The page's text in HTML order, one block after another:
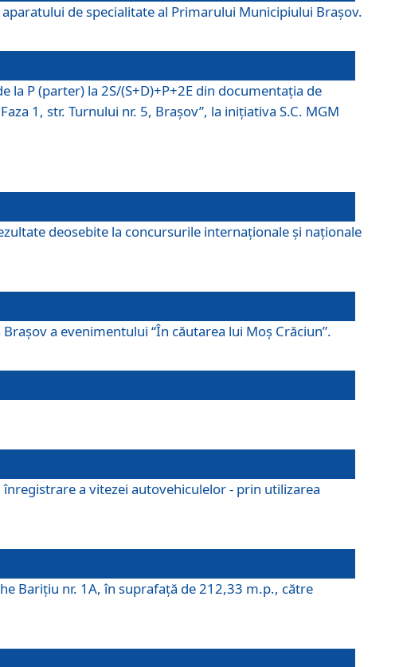
de specialitate al Primarului Municipiului Braşov.
P (parter) la 2S/(S+D)+P+2E din documentaţia de
1, str. Turnului nr. 5, Braşov”, la iniţiativa S.C. MGM
deosebite la concursurile internaționale și naționale
a evenimentului “În căutarea lui Moș Crăciun”.
a vitezei autovehiculelor - prin utilizarea
Bariţiu nr. 1A, în suprafaţă de 212,33 m.p., către